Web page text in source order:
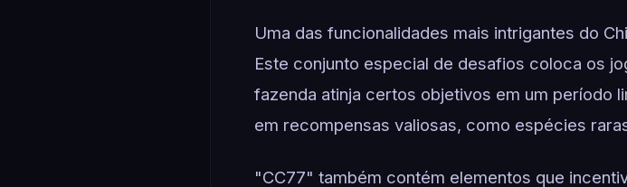
Uma das funcionalidades mais intrigantes do
Este conjunto especial de desafios coloca os
fazenda atinja certos objetivos em um período
em recompensas valiosas, como espécies
"CC77" também contém elementos que